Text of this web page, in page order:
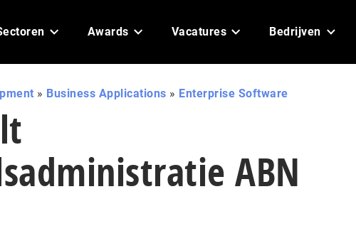
Awards Vacatures Bedrijven
» Business Applications » Enterprise Software
ABN